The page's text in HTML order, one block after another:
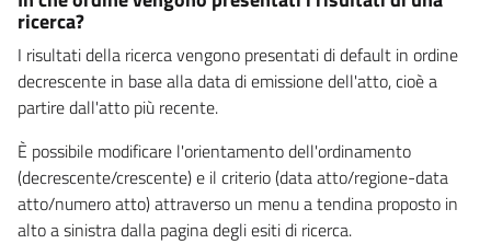
ricerca?
I risultati della ricerca vengono presentati di default in ordine
decrescente in base alla data di emissione dell'atto, cioè a
partire dall'atto più recente.
È possibile modificare l'orientamento dell'ordinamento
(decrescente/crescente) e il criterio (data atto/regione-data
atto/numero atto) attraverso un menu a tendina proposto in
alto a sinistra dalla pagina degli esiti di ricerca.